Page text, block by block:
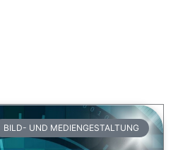
BILD- UND MEDIENGESTALTUNG